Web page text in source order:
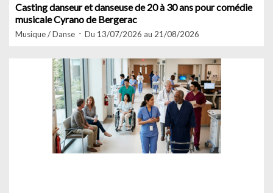
Casting danseur et danseuse de 20 à 30 ans pour comédie
musicale Cyrano de Bergerac
Musique / Danse Du 13/07/2026 au 21/08/2026